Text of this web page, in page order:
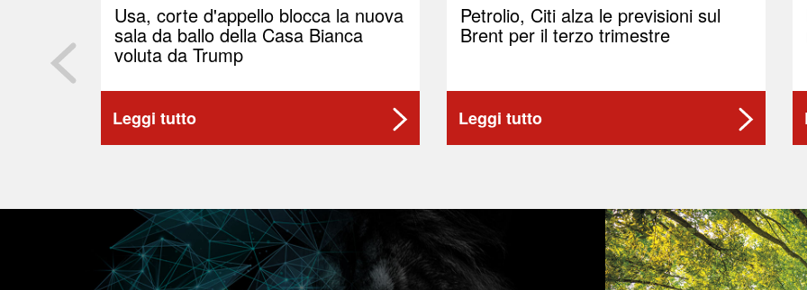
Usa, corte d'appello blocca la nuova
sala da ballo della Casa Bianca
voluta da Trump
Leggi tutto
Petrolio, Citi alza le previsioni sul
Brent per il terzo trimestre
Leggi tutto